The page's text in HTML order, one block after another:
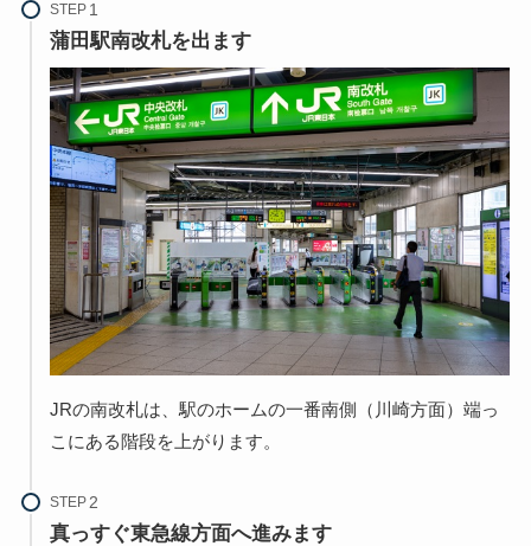
STEP
蒲田駅南改札を出ます
JRの南改札は、駅のホームの一番南側（川崎方面）端っ
こにある階段を上がります。
STEP
真っすぐ東急線方面へ進みます